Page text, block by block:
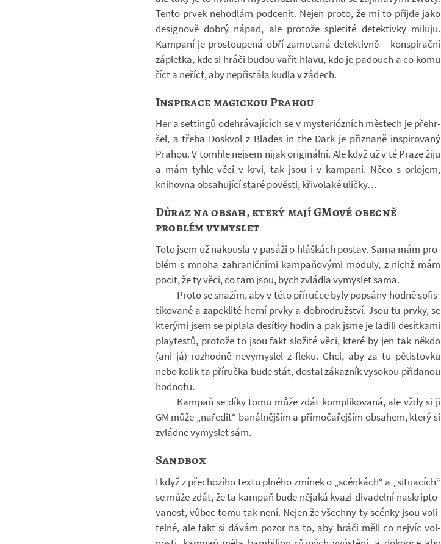
Tento prvek ne­hod­lám pod­ce­nit. Nejen proto, že mi to při­jde jako
de­signově dobrý nápad, ale pro­tože sple­tité de­tek­tivky mi­luju.
Kam­paní je pro­stou­pená obří za­mo­taná de­tek­tivně – kon­spi­rační
zá­pletka, kde si hráči budou vařit hlavu, kdo je pa­douch a co komu
říct a ne­říct, aby ne­při­stála kudla v zá­dech.
Inspirace magickou Prahou
Her a settingů ode­hrá­va­jí­cích se v mys­te­ri­óz­ních měs­tech je pře­hr­
šel, a třeba Do­skvol z Bla­des in the Dark je při­znaně in­spi­ro­vaný
Pra­hou. V to­mhle nejsem nijak ori­gi­nální. Ale když už v té Praze žiju
a mám tyhle věci v krvi, tak jsou i v kam­pani. Něco s or­lo­jem,
knihovna ob­sa­hu­jící staré po­věsti, kři­vo­laké uličky…
Důraz na obsah, který mají GMové obecně
problém vymyslet
Toto jsem už na­kousla v pa­sáži o hláš­kách po­stav. Sama mám pro­
blém s mnoha za­hra­nič­ními kam­pa­ňo­vými mo­duly, z nichž mám
pocit, že ty věci, co tam jsou, bych zvládla vy­mys­let sama.
Proto se sna­žím, aby v této pří­ručce byly po­psány hodně so­fis­
ti­ko­vané a za­peklité herní prvky a dob­ro­druž­ství. Jsou tu prvky, se
kte­rými jsem se piplala de­sítky hodin a pak jsme je la­dili de­sít­kami
pla­y­testů, pro­tože to jsou fakt slo­žité věci, které by jen tak někdo
(ani já) roz­hodně ne­vy­mys­lel z fleku. Chci, aby za tu pě­tis­tovku
nebo kolik ta pří­ručka bude stát, do­stal zá­kaz­ník vy­so­kou při­da­nou
hod­notu.
Kam­paň se díky tomu může zdát kom­pli­ko­vaná, ale vždy si ji
GM může „na­ře­dit“ ba­nál­něj­ším a pří­mo­ča­řej­ším ob­sa­hem, který si
zvládne vy­mys­let sám.
Sandbox
I když z pře­cho­zího textu pl­ného zmí­nek o „scén­kách“ a „si­tu­a­cích“
se může zdát, že ta kam­paň bude ně­jaká kvazi-​divadelní na­skrip­to­
va­nost, vůbec tomu tak není. Nejen že všechny ty scénky jsou vo­li­
telné, ale fakt si dávám pozor na to, aby hráči měli co nej­víc vol­